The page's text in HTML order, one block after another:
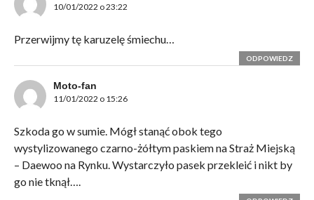
10/01/2022 o 23:22
Przerwijmy tę karuzelę śmiechu…
ODPOWIEDZ
Moto-fan
11/01/2022 o 15:26
Szkoda go w sumie. Mógł stanąć obok tego
wystylizowanego czarno-żółtym paskiem na Straż Miejską
– Daewoo na Rynku. Wystarczyło pasek przekleić i nikt by
go nie tknął….